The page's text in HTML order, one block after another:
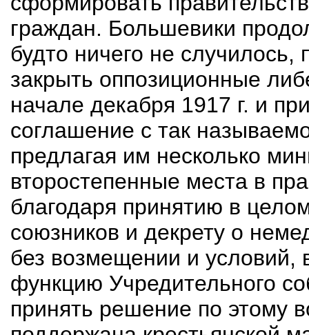
граждан. Большевики
будто ничего не
закрыть оппозиционные
начале декабря 1917 г. и
соглашение с так
предлагая им несколько
второстепенные места в
благодаря принятию в
союзников и декрету о
без возмещении и условий,
функцию Учредительного
принять решение по этому